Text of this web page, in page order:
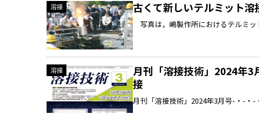
溶接 古くて新しいテルミット溶
写真は，嶋製作所におけるテルミッ
溶接
月刊「溶接技術」2024年
接
月刊「溶接技術」2024年3月号-・-・